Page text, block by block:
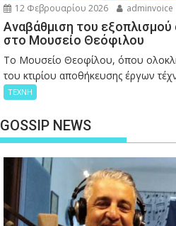
12 Φεβρουαρίου 2026 adminvoice
Αναβάθμιση του
στο Μουσείο Θεόφιλου
Το Μουσείο Θεοφίλου, όπου
του κτιρίου αποθήκευσης έργων
ΤΕΧΝΗ
GOSSIP NEWS